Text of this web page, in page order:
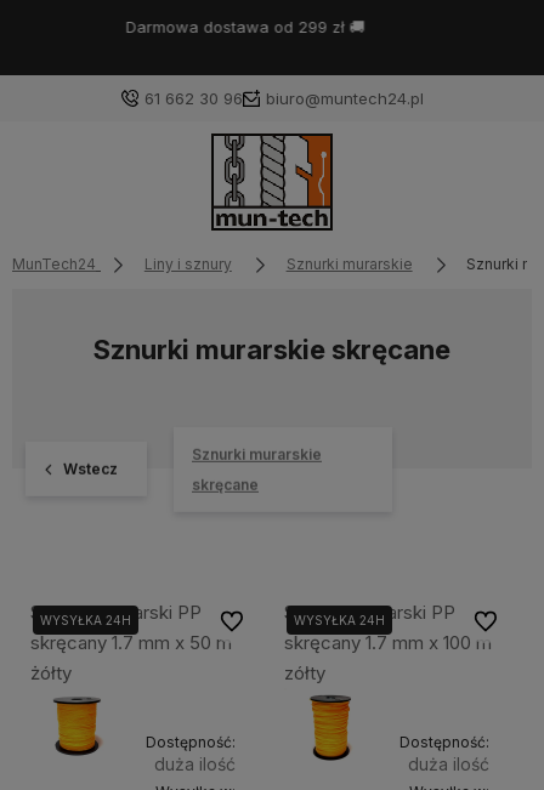
Bestseller:zawiesie linowe na wymiar
61 662 30 96 biuro@muntech24.pl
MunTech24 Liny i sznury Sznurki murarskie Sznurki
Sznurki murarskie skręcane
Wstecz
Sznurki murarskie
skręcane
Sznurek murarski PP
skręcany 1.7 mm x 50 m
żółty
WYSYŁKA 24H
Dostępność:
duża ilość
Do ulubionychSznurek murarski PP
skręcany 1.7 mm x 100 m
zółty
WYSYŁKA 24H
Dostępność:
duża ilość
Do